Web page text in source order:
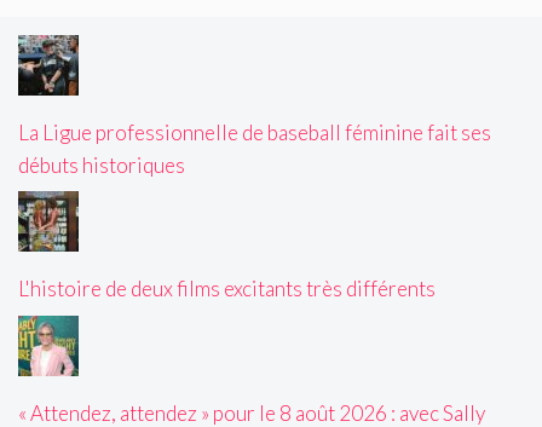
La Ligue professionnelle de baseball féminine fait ses
débuts historiques
L'histoire de deux films excitants très différents
« Attendez, attendez » pour le 8 août 2026 : avec Sally